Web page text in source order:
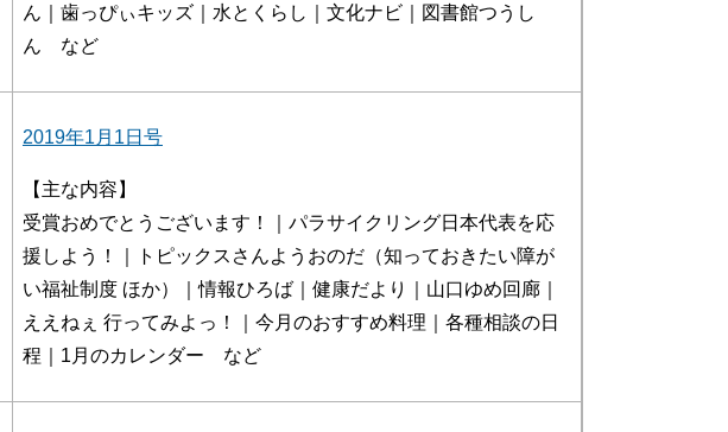
ん｜歯っぴぃキッズ｜水とくらし｜文化ナビ｜図書館つうし
ん など
2019年1月1日号
【主な内容】
受賞おめでとうございます！｜パラサイクリング日本代表を応
援しよう！｜トピックスさんようおのだ（知っておきたい障が
い福祉制度 ほか）｜情報ひろば｜健康だより｜山口ゆめ回廊｜
ええねぇ 行ってみよっ！｜今月のおすすめ料理｜各種相談の日
程｜1月のカレンダー など